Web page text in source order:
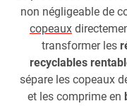
non négligeable de
copeaux
transformer les
recyclables
sépare les copeaux
et les comprime en